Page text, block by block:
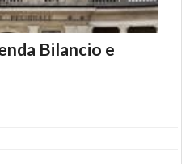
Bilancio e